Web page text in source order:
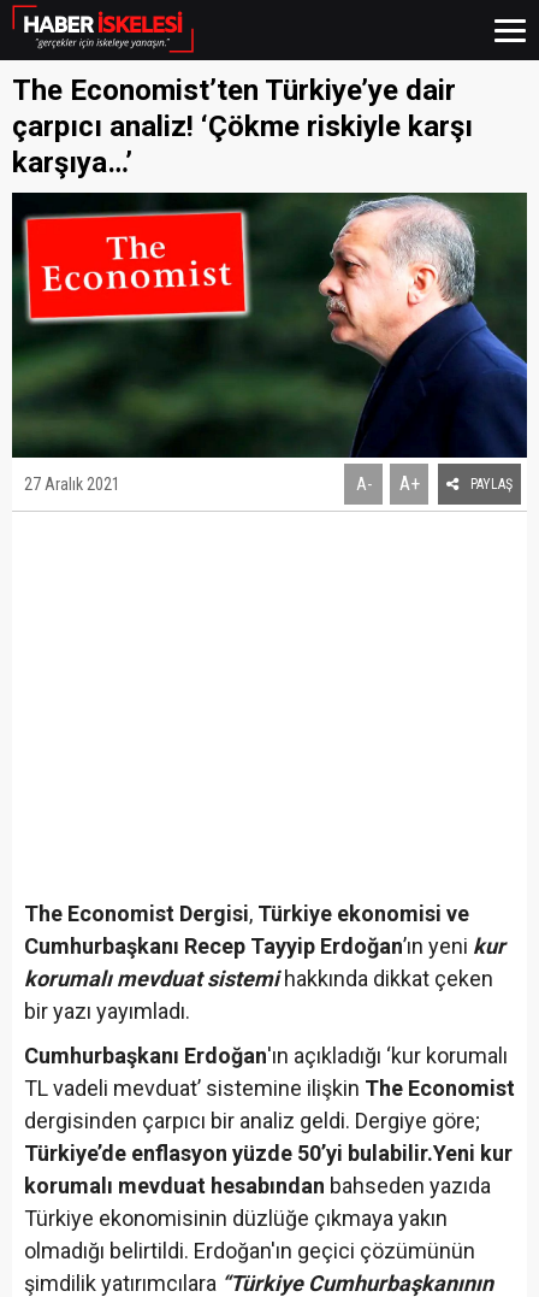
The Economist’ten Türkiye’ye dair
çarpıcı analiz! ‘Çökme riskiyle karşı
karşıya…’
27 Aralık 2021 A- A+ PAYLAŞ
The Economist Dergisi, Türkiye ekonomisi ve
Cumhurbaşkanı Recep Tayyip Erdoğan’ın yeni kur
korumalı mevduat sistemihakkında dikkat çeken
bir yazı yayımladı.
Cumhurbaşkanı Erdoğan'ın açıkladığı ‘kur korumalı
TL vadeli mevduat’ sistemine ilişkin The Economist
dergisinden çarpıcı bir analiz geldi. Dergiye göre;
Türkiye’de enflasyon yüzde 50’yi bulabilir.Yeni kur
korumalı mevduat hesabından bahseden yazıda
Türkiye ekonomisinin düzlüğe çıkmaya yakın
olmadığı belirtildi. Erdoğan'ın geçici çözümünün
şimdilik yatırımcılara “Türkiye Cumhurbaşkanının